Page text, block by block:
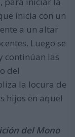
inicia con un
a un altar
Luego se
continúan las
del
la locura de
hijos en aquel
del Mono